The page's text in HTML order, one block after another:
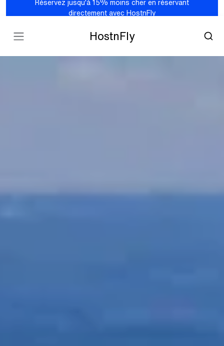
Réservez jusqu'à 15% moins cher en réservant
directement avec HostnFly
HostnFly